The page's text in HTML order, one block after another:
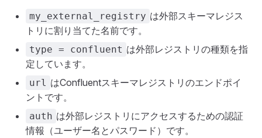
my_external_registry は外部スキーマレジス
トリに割り当てた名前です。
type = confluent は外部レジストリの種類を指
定しています。
url はConfluentスキーマレジストリのエンドポイ
ントです。
auth は外部レジストリにアクセスするための認証
情報（ユーザー名とパスワード）です。